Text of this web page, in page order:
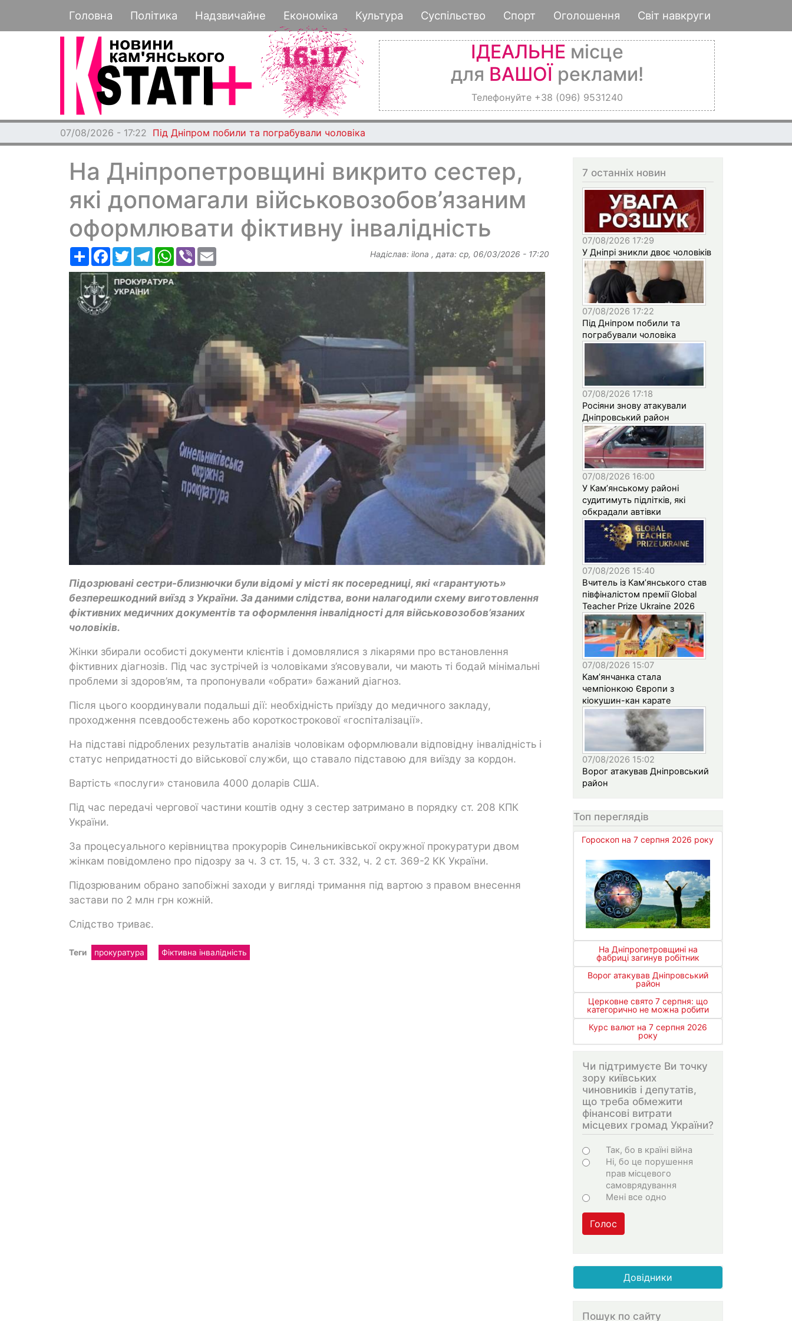
до
основного
Основная навигация
Головна Політика Надзвичайне Економіка Культура Суспільство Спорт Оголошення Світ навкруги
ІДЕАЛЬНЕ місце
для ВАШОЇ реклами!
Телефонуйте +38 (096) 9531240
07/08/2026 - 17:22 Під Дніпром побили та пограбували чоловіка
На Дніпропетровщині викрито сестер,
які допомагали військовозобов’язаним
оформлювати фіктивну інвалідність
РесурсFacebook
TwitterTelegramWhatsApp
Viber Надіслав: ilona , дата: ср, 06/03/2026 - 17:20
Підозрювані сестри-близнючки були відомі у місті як посередниці, які «гарантують»
безперешкодний виїзд з України. За даними слідства, вони налагодили схему виготовлення
фіктивних медичних документів та оформлення інвалідності для військовозобов’язаних
чоловіків.
Жінки збирали особисті документи клієнтів і домовлялися з лікарями про встановлення
фіктивних діагнозів. Під час зустрічей із чоловіками з’ясовували, чи мають ті бодай мінімальні
проблеми зі здоров’ям, та пропонували «обрати» бажаний діагноз.
Після цього координували подальші дії: необхідність приїзду до медичного закладу,
проходження псевдообстежень або короткострокової «госпіталізації».
На підставі підроблених результатів аналізів чоловікам оформлювали відповідну інвалідність і
статус непридатності до військової служби, що ставало підставою для виїзду за кордон.
Вартість «послуги» становила 4000 доларів США.
Під час передачі чергової частини коштів одну з сестер затримано в порядку ст. 208 КПК
України.
За процесуального керівництва прокурорів Синельниківської окружної прокуратури двом
жінкам повідомлено про підозру за ч. 3 ст. 15, ч. 3 ст. 332, ч. 2 ст. 369-2 КК України.
Підозрюваним обрано запобіжні заходи у вигляді тримання під вартою з правом внесення
застави по 2 млн грн кожній.
Слідство триває.
Теги прокуратура Фіктивна інвалідність
7 останніх новин
07/08/2026 17:29
У Дніпрі зникли двоє чоловіків
07/08/2026 17:22
Під Дніпром побили та
пограбували чоловіка
07/08/2026 17:18
Росіяни знову атакували
Дніпровський район
07/08/2026 16:00
У Кам’янському районі
судитимуть підлітків, які
обкрадали автівки
07/08/2026 15:40
Вчитель із Кам’янського став
півфіналістом премії Global
Teacher Prize Ukraine 2026
07/08/2026 15:07
Кам’янчанка стала
чемпіонкою Європи з
кіокушин-кан карате
07/08/2026 15:02
Ворог атакував Дніпровський
район
Топ переглядів
Гороскоп на 7 серпня 2026 року
На Дніпропетровщині на
фабриці загинув робітник
Ворог атакував Дніпровський
район
Церковне свято 7 серпня: що
категорично не можна робити
Курс валют на 7 серпня 2026
року
Чи підтримуєте Ви точку
зору київських
чиновників і депутатів,
що треба обмежити
фінансові витрати
місцевих громад України?
Варіанти
Так, бо в країні війна
Ні, бо це порушення
прав місцевого
самоврядування
Мені все одно
Голос
Довідники
Пошук по сайту